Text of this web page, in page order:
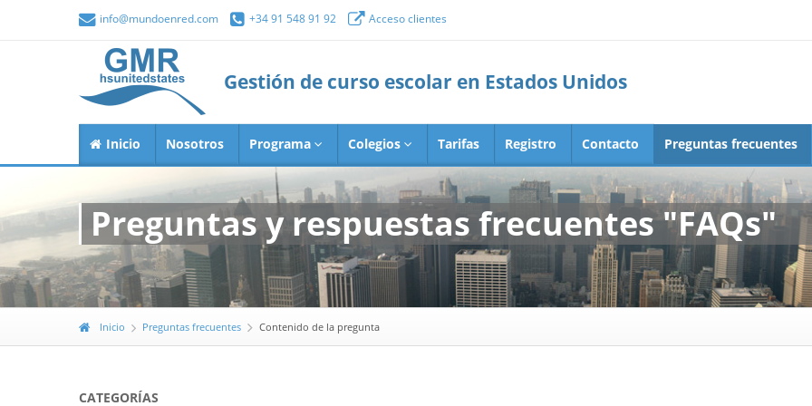
info@mundoenred.com +34 91 548 91 92 Acceso clientes
Gestión de curso escolar en Estados Unidos
Inicio Nosotros Programa Colegios Tarifas Registro Contacto Preguntas frecuentes
Preguntas y respuestas frecuentes "FAQs"
Inicio Preguntas frecuentes Contenido de la pregunta
CATEGORÍAS